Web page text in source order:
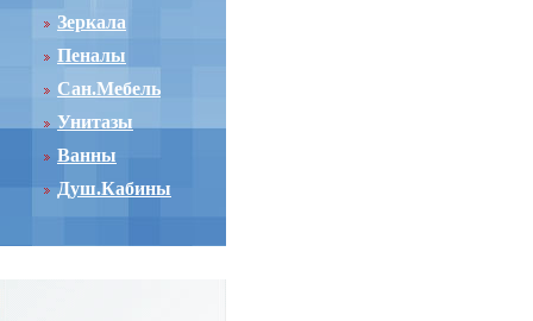
Зеркала
Пеналы
Сан.Мебель
Унитазы
Ванны
Душ.Кабины